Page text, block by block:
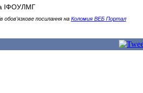
ІФОУЛМГ
обов'язкове посилання на Коломия ВЕБ Портал